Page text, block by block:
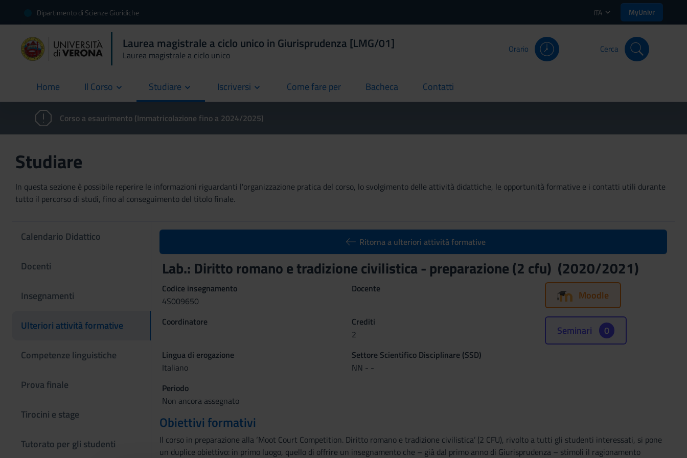
Dipartimento di Scienze Giuridiche ITA MyUnivr
Laurea magistrale a ciclo unico in Giurisprudenza [LMG/01]
Laurea magistrale a ciclo unico
Orario Cerca
Home
current Il Corso Studiare Iscriversi Come fare per
current Bacheca
current Contatti
current
Corso a esaurimento (Immatricolazione fino a 2024/2025)
Studiare
In questa sezione è possibile reperire le informazioni riguardanti l'organizzazione pratica del corso, lo svolgimento delle attività didattiche, le opportunità formative e i contatti utili durante
tutto il percorso di studi, fino al conseguimento del titolo finale.
Calendario Didattico
Docenti
Insegnamenti
Ulteriori attività formative
Competenze linguistiche
Prova finale
Tirocini e stage
Tutorato per gli studenti
Ritorna a ulteriori attività formative
Lab.: Diritto romano e tradizione civilistica - preparazione (2 cfu) (2020/2021)
Codice insegnamento
4S009650
Docente
Coordinatore
Crediti
2
Lingua di erogazione
Italiano
Settore Scientifico Disciplinare (SSD)
NN - -
Periodo
Non ancora assegnato
Moodle
Seminari 0
Obiettivi formativi
Il corso in preparazione alla ‘Moot Court Competition. Diritto romano e tradizione civilistica’ (2 CFU), rivolto a tutti gli studenti interessati, si pone
un duplice obiettivo: in primo luogo, quello di offrire un insegnamento che – già dal primo anno di Giurisprudenza – stimoli il ragionamento